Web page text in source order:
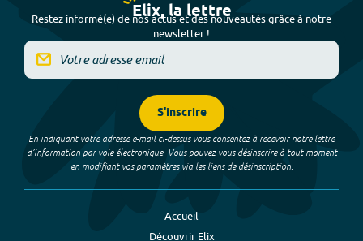
Elix, la lettre
Restez informé(e) de nos actus et des nouveautés grâce à notre
newsletter !
S'inscrire
En indiquant votre adresse e-mail ci-dessus vous consentez à recevoir notre lettre
d’information par voie électronique. Vous pouvez vous désinscrire à tout moment
en modifiant vos paramètres via les liens de désinscription.
Accueil
Découvrir Elix